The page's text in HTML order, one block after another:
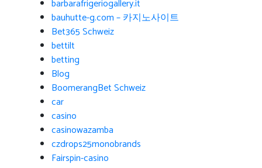
barbarafrigeriogallery.it
bauhutte-g.com – 카지노사이트
Bet365 Schweiz
bettilt
betting
Blog
BoomerangBet Schweiz
car
casino
casinowazamba
czdrops25monobrands
Fairspin-casino